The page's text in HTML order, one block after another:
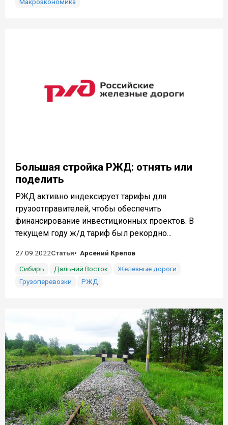
Большая стройка РЖД: отнять или
поделить
РЖД активно индексирует тарифы для
грузоотправителей, чтобы обеспечить
финансирование инвестиционных проектов. В
текущем году ж/д тариф был рекордно...
27.09.2022Статья
Арсений Крепов
Сибирь
Дальний Восток
Железные дороги
Грузоперевозки
РЖД